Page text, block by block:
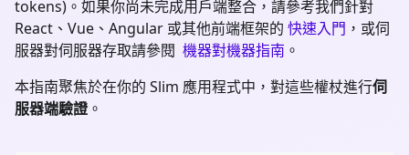
tokens)。如果你尚未完成用戶端整合，請參考我們針對
React、Vue、Angular 或其他前端框架的 快速入門 ，或伺
服器對伺服器存取請參閱 機器對機器指南 。
本指南聚焦於在你的 Slim 應用程式中，對這些權杖進行伺
服器端驗證 。